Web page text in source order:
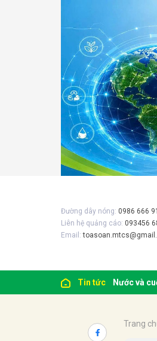
Đường dây nóng: 0986 666
Liên hệ quảng cáo: 093456
Email:
Tin tức Nước và
Trang